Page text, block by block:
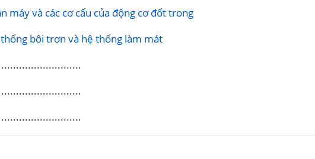
máy và các cơ cấu của động cơ đốt trong
bôi trơn và hệ thống làm mát